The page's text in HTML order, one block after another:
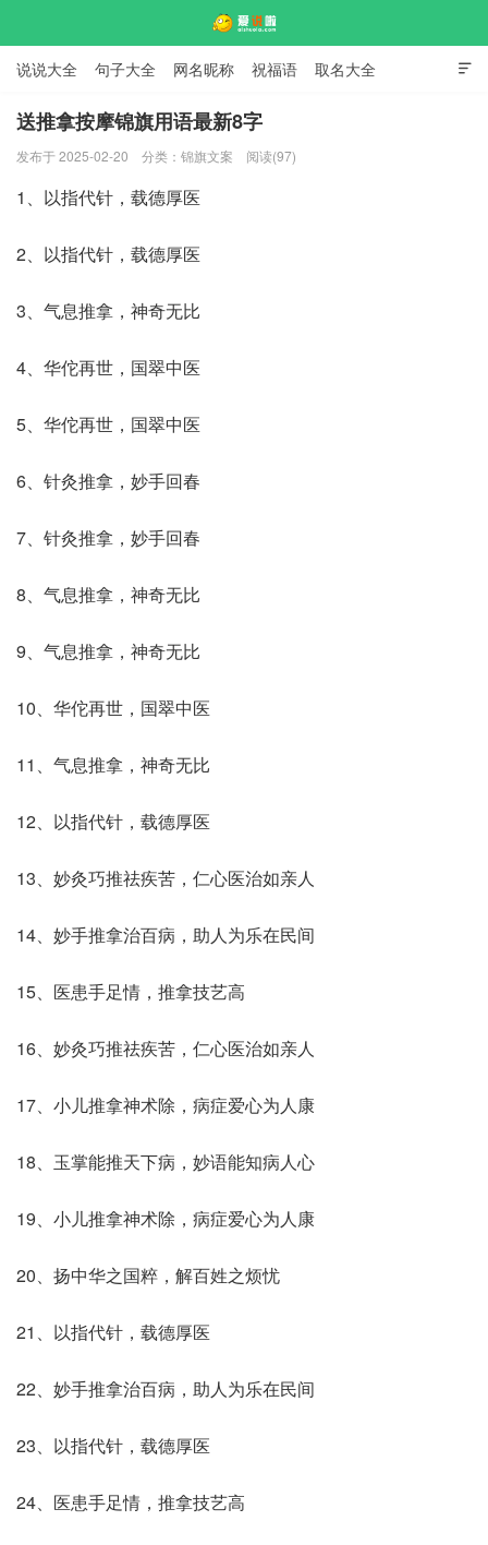

说说大全 句子大全 网名昵称 祝福语 取名大全
标语口号 签名大全
送推拿按摩锦旗用语最新8字
发布于 2025-02-20 分类： 锦旗文案 阅读(97)
1、以指代针，载德厚医
2、以指代针，载德厚医
3、气息推拿，神奇无比
4、华佗再世，国翠中医
5、华佗再世，国翠中医
6、针灸推拿，妙手回春
7、针灸推拿，妙手回春
8、气息推拿，神奇无比
9、气息推拿，神奇无比
10、华佗再世，国翠中医
11、气息推拿，神奇无比
12、以指代针，载德厚医
13、妙灸巧推祛疾苦，仁心医治如亲人
14、妙手推拿治百病，助人为乐在民间
15、医患手足情，推拿技艺高
16、妙灸巧推祛疾苦，仁心医治如亲人
17、小儿推拿神术除，病症爱心为人康
18、玉掌能推天下病，妙语能知病人心
19、小儿推拿神术除，病症爱心为人康
20、扬中华之国粹，解百姓之烦忧
21、以指代针，载德厚医
22、妙手推拿治百病，助人为乐在民间
23、以指代针，载德厚医
24、医患手足情，推拿技艺高